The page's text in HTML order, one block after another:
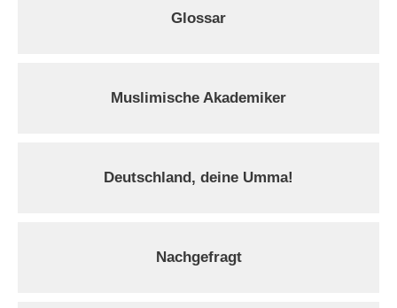
Glossar
Muslimische Akademiker
Deutschland, deine Umma!
Nachgefragt